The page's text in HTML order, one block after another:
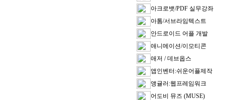
아크로뱃/PDF 실무강좌
아톰/서브라임텍스트
안드로이드 어플 개발
애니메이션/이모티콘
애저 / 데브옵스
앱인벤터:쉬운어플제작
앵귤러:웹프레임워크
어도비 뮤즈 (MUSE)